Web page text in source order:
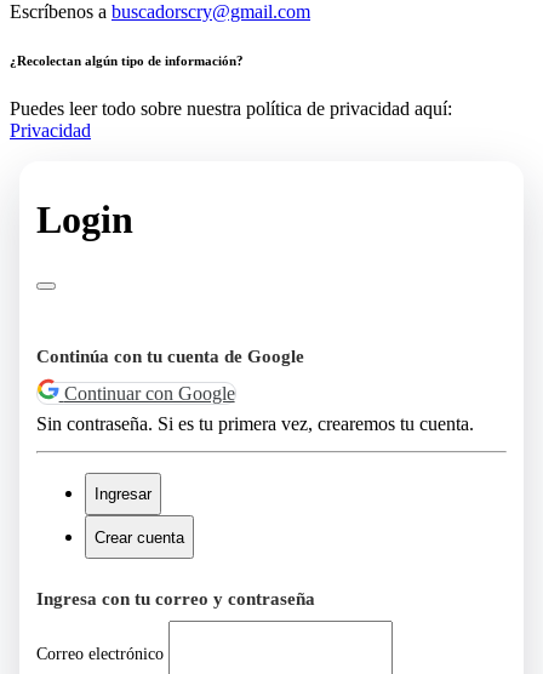
Escríbenos a buscadorscry@gmail.com
¿Recolectan algún tipo de información?
Puedes leer todo sobre nuestra política de privacidad aquí:
Privacidad
Login
Continúa con tu cuenta de Google
Continuar con Google
Sin contraseña. Si es tu primera vez, crearemos tu cuenta.
Ingresar
Crear cuenta
Ingresa con tu correo y contraseña
Correo electrónico